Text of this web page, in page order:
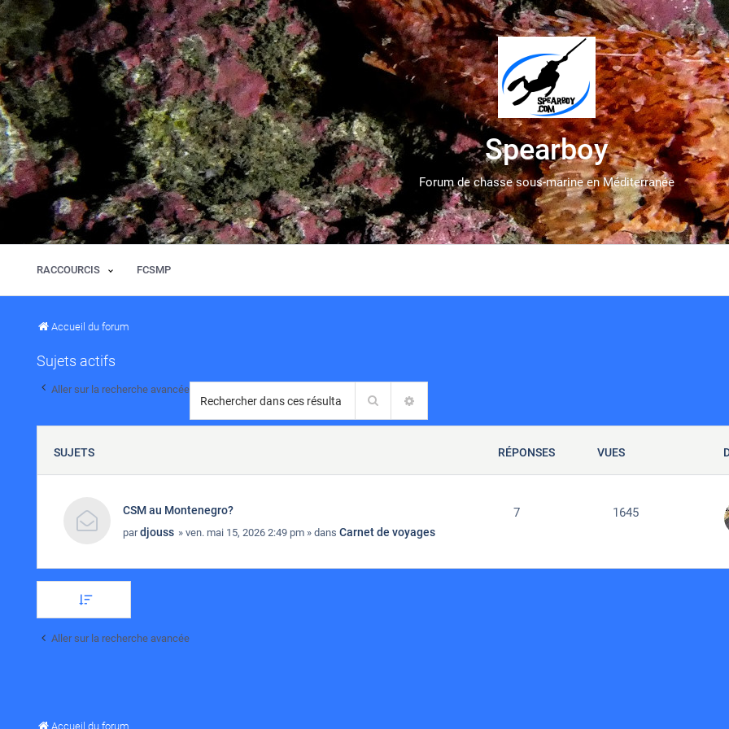
Spearboy
Forum de chasse sous-marine en Méditerranée
RACCOURCIS FCSMP
Accueil du forum
Sujets actifs
Aller sur la recherche avancée
Rechercher
SUJETS RÉPONSES VUES
CSM au Montenegro?
pardjouss » ven. mai 15, 2026 2:49 pm » dans Carnet de voyages
7 1645
Aller sur la recherche avancée
Accueil du forum